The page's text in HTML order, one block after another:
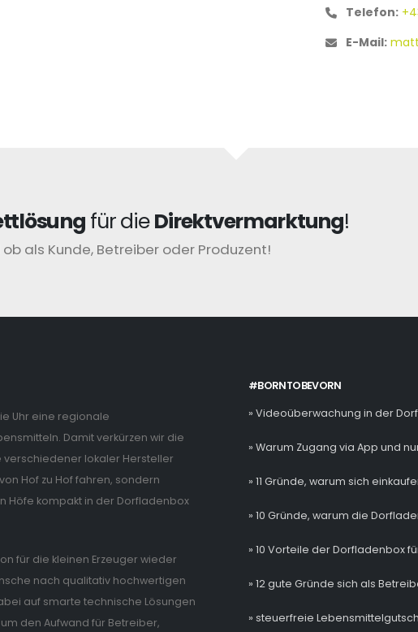
Telefon:
E-Mail:
für dieDirektvermarktung!
ob als Kunde, Betreiber oder Produzent!
Uhr eine regionale
Damit verkürzen wir die
lokaler Hersteller
Hof zu Hof fahren, sondern
Höfe kompakt in der Dorfladenbox
für die kleinen Erzeuger wieder
nach qualitativ hochwertigen
auf smarte technische Lösungen
den Aufwand für Betreiber,
#BORNTOBEVORN
» Videoüberwachung in der
» Warum Zugang via App und
» 11 Gründe, warum sich
» 10 Gründe, warum die
» 10 Vorteile der Dorfladenbox
» 12 gute Gründe sich als
» steuerfreie